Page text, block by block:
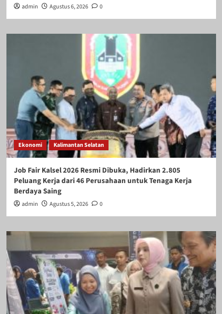
admin Agustus 6, 2026 0
Ekonomi Kalimantan Selatan
Job Fair Kalsel 2026 Resmi Dibuka, Hadirkan 2.805
Peluang Kerja dari 46 Perusahaan untuk Tenaga Kerja
Berdaya Saing
admin Agustus 5, 2026 0